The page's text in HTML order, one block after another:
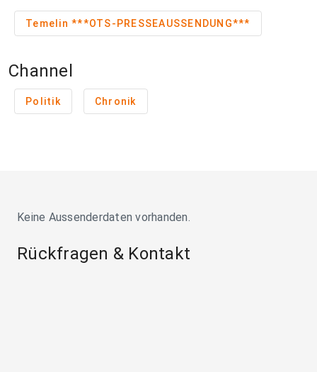
Temelin ***OTS-PRESSEAUSSENDUNG***
Channel
Politik Chronik
Keine Aussenderdaten vorhanden.
Rückfragen & Kontakt